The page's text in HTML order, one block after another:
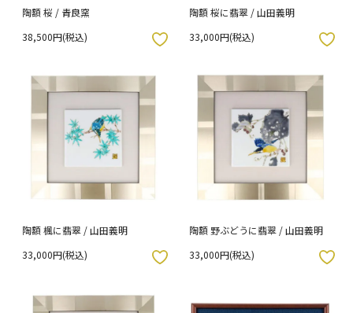
陶額 桜 / 青良窯
38,500円(税込)
陶額 桜に翡翠 / 山田義明
33,000円(税込)
お気に入りボタン
陶額 楓に翡翠 / 山田義明
33,000円(税込)
陶額 野ぶどうに翡翠 / 山田義明
33,000円(税込)